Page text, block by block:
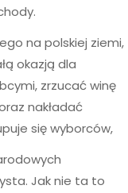
na polskiej ziemi,
okazją dla
zrzucać winę
nakładać
się wyborców,
Jak nie ta to